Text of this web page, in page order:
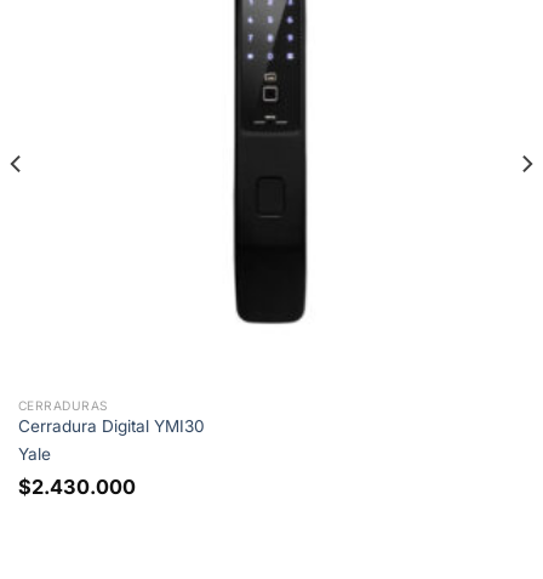
CERRADURAS
Cerradura Digital YMI30
Yale
$2.430.000